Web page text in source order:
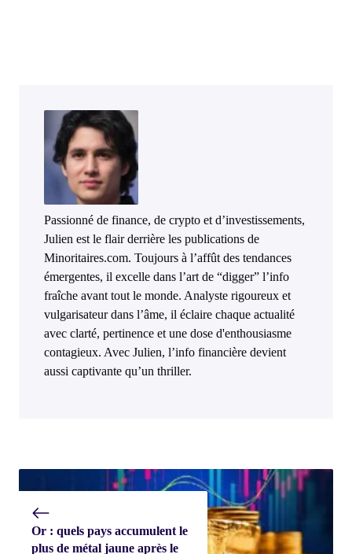
Passionné de finance, de crypto et d’investissements,
Julien est le flair derrière les publications de
Minoritaires.com. Toujours à l’affût des tendances
émergentes, il excelle dans l’art de “digger” l’info
fraîche avant tout le monde. Analyste rigoureux et
vulgarisateur dans l’âme, il éclaire chaque actualité
avec clarté, pertinence et une dose d'enthousiasme
contagieux. Avec Julien, l’info financière devient
aussi captivante qu’un thriller.
Or : quels pays accumulent le
plus de métal jaune après le